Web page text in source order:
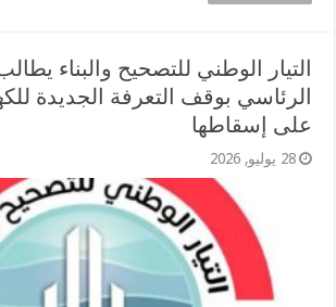
التيار الوطني للتصحيح والبناء
الرئاسي بوقف التعرفة الجديدة
على إسقاطها
28 يوليو, 2026